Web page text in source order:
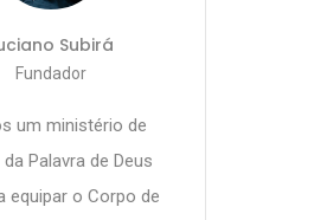
Subirá
Fundador
um ministério de
Palavra de Deus
equipar o Corpo de